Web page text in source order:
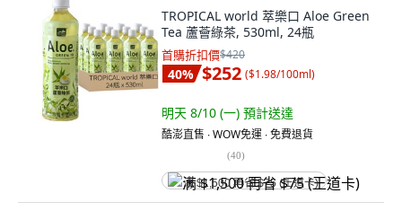
TROPICAL world 萃樂口 Aloe Green
Tea 蘆薈綠茶, 530ml, 24瓶
首購折扣價$420
40% $252 ($1.98/100ml)
明天 8/10 (一) 預計送達
酷澎直售 ∙ WOW免運 ∙ 免費退貨
(40)
满 $1,500 再省 $75 (王道卡)